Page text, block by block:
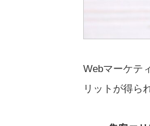
Webマーケテ
リットが得ら